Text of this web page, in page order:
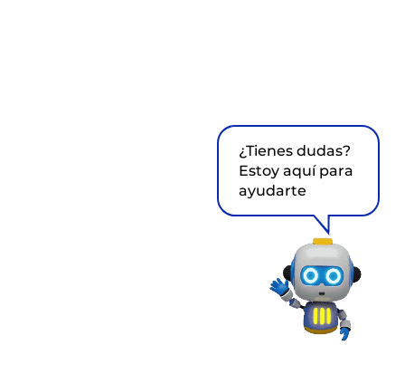
¿Tienes dudas?
Estoy aquí para
ayudarte